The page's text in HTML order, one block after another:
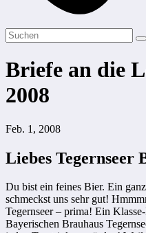
Briefe an die
2008
Feb. 1, 2008
Liebes Tegernseer
Du bist ein feines Bier. Ein
schmeckst uns sehr gut!
Tegernseer – prima! Ein
Bayerischen Brauhaus